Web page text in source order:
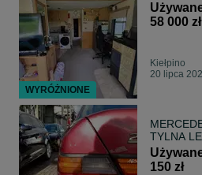
58 000 zł
Kiełpino
20 lipca
TYLNA
SEDAN
150 zł
WYRÓŻNIONE